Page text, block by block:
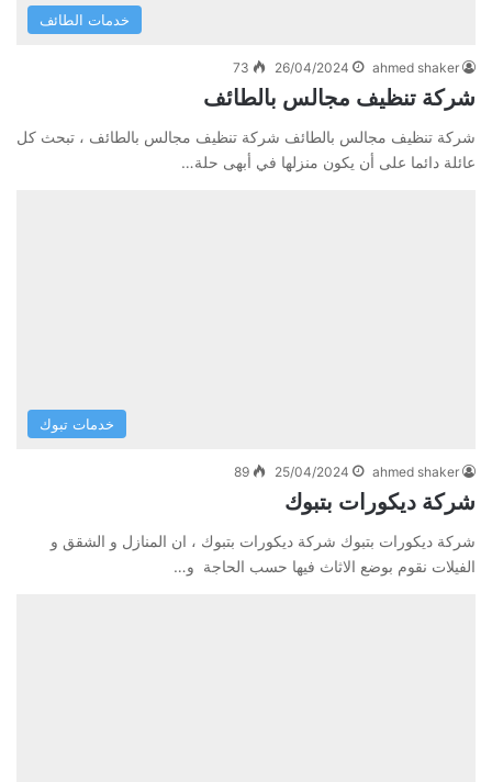
خدمات الطائف
ahmed shaker
26/04/2024
73
شركة تنظيف مجالس بالطائف
شركة تنظيف مجالس بالطائف شركة تنظيف مجالس بالطائف ، تبحث كل
عائلة دائما على أن يكون منزلها في أبهى حلة…
خدمات تبوك
ahmed shaker
25/04/2024
89
شركة ديكورات بتبوك
شركة ديكورات بتبوك شركة ديكورات بتبوك ، ان المنازل و الشقق و
الفيلات نقوم بوضع الاثاث فيها حسب الحاجة و…